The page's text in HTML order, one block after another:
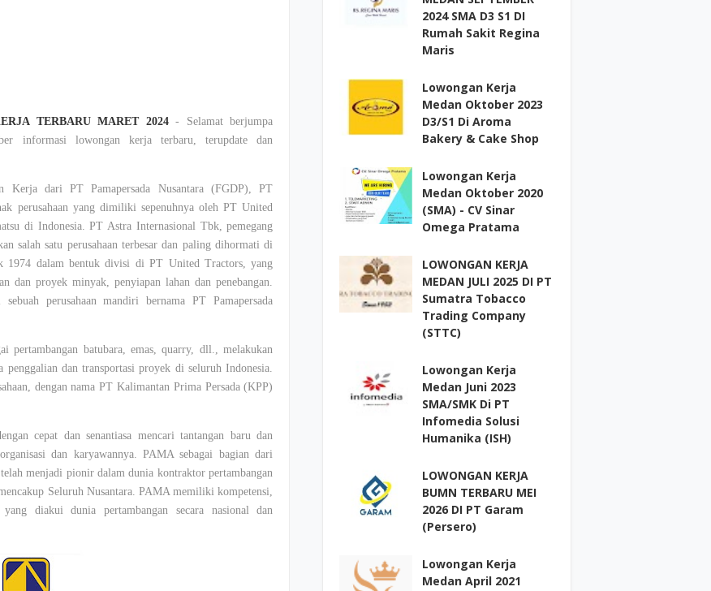
TERBARU MARET 2024- Selamat berjumpa
informasi lowongan kerja terbaru, terupdate dan
Kerja dari PT Pamapersada Nusantara (FGDP), PT
perusahaan yang dimiliki sepenuhnya oleh PT United
di Indonesia. PT Astra Internasional Tbk, pemegang
salah satu perusahaan terbesar dan paling dihormati di
1974 dalam bentuk divisi di PT United Tractors, yang
dan proyek minyak, penyiapan lahan dan penebangan.
perusahaan mandiri bernama PT Pamapersada
pertambangan batubara, emas, quarry, dll., melakukan
penggalian dan transportasi proyek di seluruh Indonesia.
dengan nama PT Kalimantan Prima Persada (KPP)
cepat dan senantiasa mencari tantangan baru dan
dan karyawannya. PAMA sebagai bagian dari
menjadi pionir dalam dunia kontraktor pertambangan
Seluruh Nusantara. PAMA memiliki kompetensi,
diakui dunia pertambangan secara nasional dan
2024 SMA D3 S1 DI
Rumah Sakit Regina
Maris
Lowongan Kerja
Medan Oktober 2023
D3/S1 Di Aroma
Bakery & Cake Shop
Lowongan Kerja
Medan Oktober 2020
(SMA) - CV Sinar
Omega Pratama
LOWONGAN KERJA
MEDAN JULI 2025 DI PT
Sumatra Tobacco
Trading Company
(STTC)
Lowongan Kerja
Medan Juni 2023
SMA/SMK Di PT
Infomedia Solusi
Humanika (ISH)
LOWONGAN KERJA
BUMN TERBARU MEI
2026 DI PT Garam
(Persero)
Lowongan Kerja
Medan April 2021